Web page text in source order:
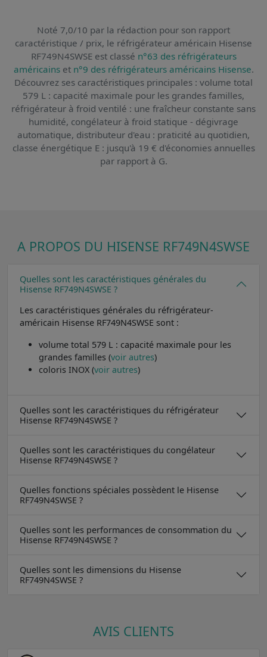
Noté 7,0/10 par la rédaction pour son rapport
caractéristique / prix, le réfrigérateur américain Hisense
RF749N4SWSEest classé n°63 des réfrigérateurs
américainset n°9 des réfrigérateurs américains Hisense.
Découvrez ses caractéristiques principales : volume total
579 L : capacité maximale pour les grandes familles,
réfrigérateur à froid ventilé : une fraîcheur constante sans
humidité, congélateur à froid statique - dégivrage
automatique, distributeur d'eau : praticité au quotidien,
classe énergétique E : jusqu'à 19 € d'économies annuelles
par rapport à G.
A PROPOS DU HISENSE RF749N4SWSE
Quelles sont les caractéristiques générales du
Hisense RF749N4SWSE ?
Les caractéristiques générales du réfrigérateur-
américain Hisense RF749N4SWSE sont :
volume total 579 L : capacité maximale pour les
grandes familles (voir autres)
coloris INOX (voir autres)
Quelles sont les caractéristiques du réfrigérateur
Hisense RF749N4SWSE ?
Quelles sont les caractéristiques du congélateur
Hisense RF749N4SWSE ?
Quelles fonctions spéciales possèdent le Hisense
RF749N4SWSE ?
Quelles sont les performances de consommation du
Hisense RF749N4SWSE ?
Quelles sont les dimensions du Hisense
RF749N4SWSE ?
AVIS CLIENTS